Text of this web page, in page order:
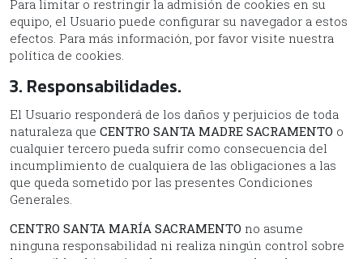
Para limitar o restringir la admisión de cookies en su
equipo, el Usuario puede configurar su navegador a estos
efectos. Para más información, por favor visite nuestra
política de cookies.
3. Responsabilidades.
El Usuario responderá de los daños y perjuicios de toda
naturaleza que CENTRO SANTA MADRE SACRAMENTO o
cualquier tercero pueda sufrir como consecuencia del
incumplimiento de cualquiera de las obligaciones a las
que queda sometido por las presentes Condiciones
Generales.
CENTRO SANTA MARÍA SACRAMENTO no asume
ninguna responsabilidad ni realiza ningún control sobre